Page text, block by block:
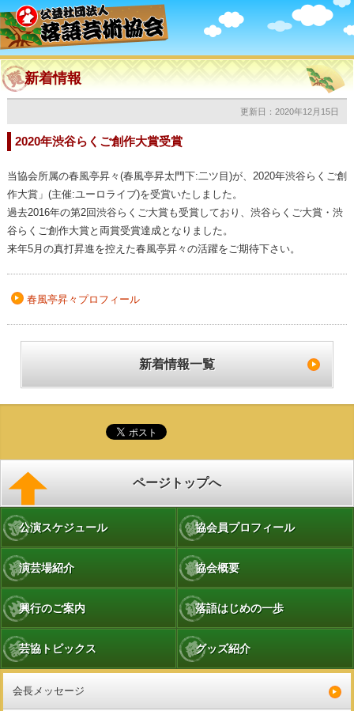
新着情報
更新日：2020年12月15日
2020年渋谷らくご創作大賞受賞
当協会所属の春風亭昇々(春風亭昇太門下:二ツ目)が、2020年渋谷らくご創
作大賞」(主催:ユーロライブ)を受賞いたしました。
過去2016年の第2回渋谷らくご大賞も受賞しており、渋谷らくご大賞・渋
谷らくご創作大賞と両賞受賞達成となりました。
来年5月の真打昇進を控えた春風亭昇々の活躍をご期待下さい。
春風亭昇々プロフィール
新着情報一覧
ページトップへ
公演スケジュール 協会員プロフィール
演芸場紹介 協会概要
興行のご案内 落語はじめの一歩
芸協トピックス グッズ紹介
会長メッセージ